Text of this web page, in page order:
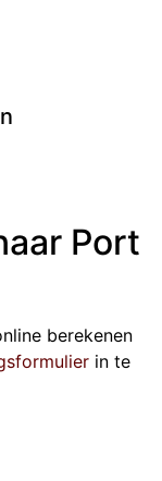
Port
berekenen
in te